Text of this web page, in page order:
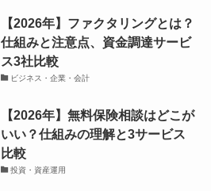
【2026年】ファクタリングとは？
仕組みと注意点、資金調達サービ
ス3社比較
ビジネス・企業・会計
【2026年】無料保険相談はどこが
いい？仕組みの理解と3サービス
比較
投資・資産運用